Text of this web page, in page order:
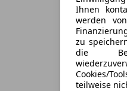
Ihnen
werden
zu
die
Cookies/
teilweise